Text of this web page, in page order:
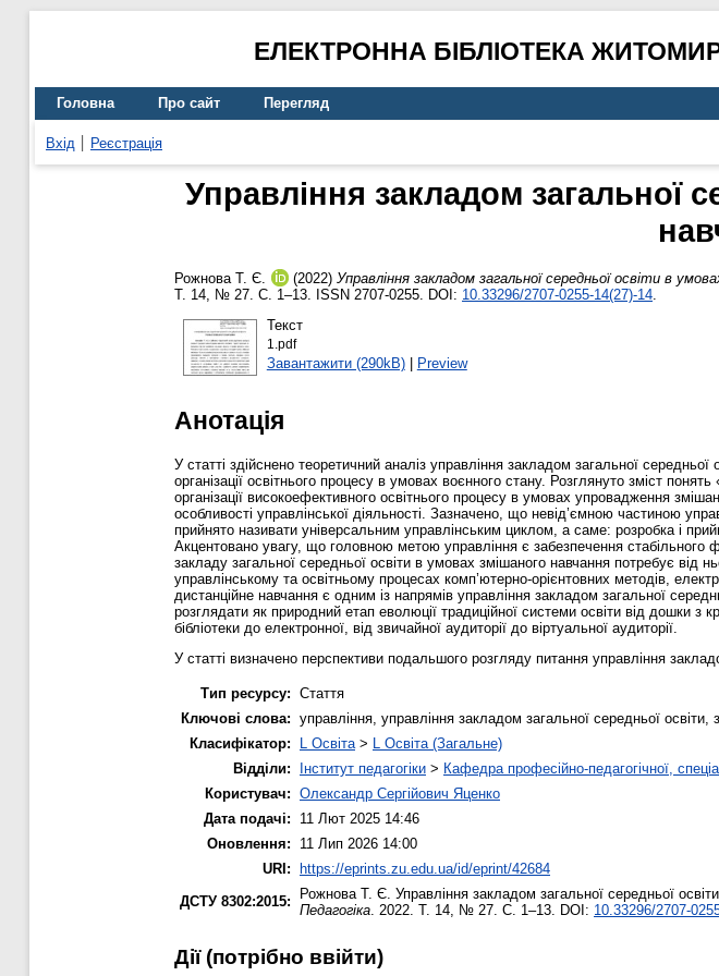
ЕЛЕКТРОННА БІБЛІОТЕКА
Головна Про сайт Перегляд
Вхід Реєстрація
Управління закладом загальної
Рожнова Т. Є. (2022) Управління закладом загальної середньої освіти в
Т. 14, № 27. С. 1–13. ISSN 2707-0255. DOI: 10.33296/2707-0255-14(27)-14.
Текст
1.pdf
Завантажити (290kB)| Preview
Анотація
У статті здійснено теоретичний аналіз управління закладом загальної
організації освітнього процесу в умовах воєнного стану. Розглянуто зміст
організації високоефективного освітнього процесу в умовах упровадження
особливості управлінської діяльності. Зазначено, що невід’ємною частиною
прийнято називати універсальним управлінським циклом, а саме: розробка і
Акцентовано увагу, що головною метою управління є забезпечення стабільного
закладу загальної середньої освіти в умовах змішаного навчання потребує від
управлінському та освітньому процесах комп’ютерно-орієнтовних методів,
дистанційне навчання є одним із напрямів управління закладом загальної
розглядати як природний етап еволюції традиційної системи освіти від дошки
бібліотеки до електронної, від звичайної аудиторії до віртуальної аудиторії.
У статті визначено перспективи подальшого розгляду питання управління
Тип ресурсу: Стаття
Ключові слова: управління, управління закладом загальної середньої освіти,
Класифікатор:
L Освіта> L Освіта (Загальне)
Відділи:
Інститут педагогіки > Кафедра професійно-педагогічної,
Користувач: Олександр Сергійович Яценко
Дата подачі:
11 Лют 2025 14:46
Оновлення:
11 Лип 2026 14:00
URI:
https://eprints.zu.edu.ua/id/eprint/42684
ДСТУ 8302:2015:
Рожнова Т. Є. Управління закладом загальної середньої
Педагогіка. 2022. Т. 14, № 27. С. 1–13. DOI: 10.33296/2707-
Дії ​​(потрібно ввійти)